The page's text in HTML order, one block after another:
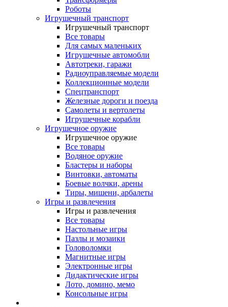
Роботы
Игрушечный транспорт
Игрушечный транспорт
Все товары
Для самых маленьких
Игрушечные автомобли
Автотреки, гаражи
Радиоуправляемые модели
Коллекционные модели
Спецтранспорт
Железные дороги и поезда
Самолеты и вертолеты
Игрушечные корабли
Игрушечное оружие
Игрушечное оружие
Все товары
Водяное оружие
Бластеры и наборы
Винтовки, автоматы
Боевые волчки, арены
Тиры, мишени, арбалеты
Игры и развлечения
Игры и развлечения
Все товары
Настольные игры
Пазлы и мозаики
Головоломки
Магнитные игры
Электронные игры
Дидактические игры
Лото, домино, мемо
Консольные игры